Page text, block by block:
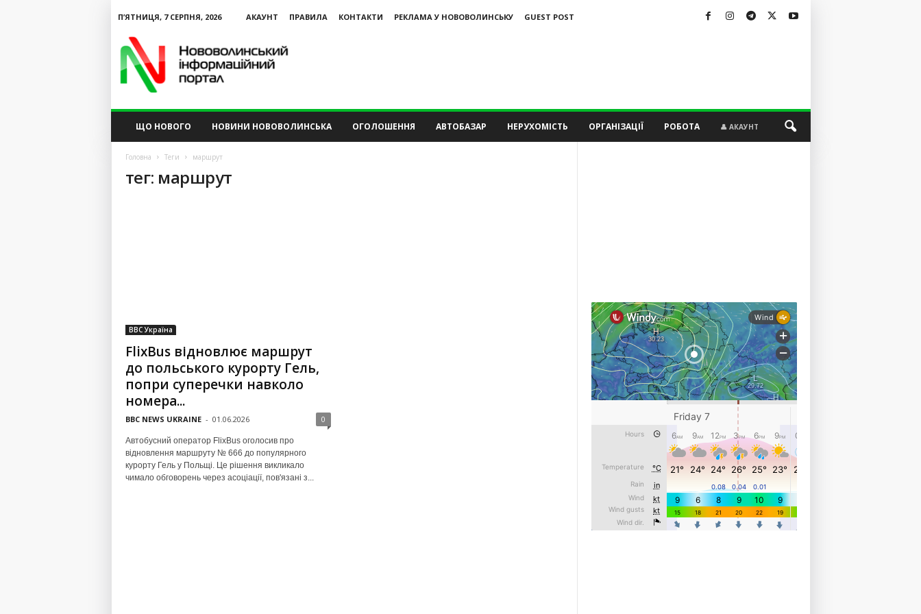
П’ЯТНИЦЯ, 7 СЕРПНЯ, 2026 АКАУНТ ПРАВИЛА КОНТАКТИ РЕКЛАМА У НОВОВОЛИНСЬКУ
GUEST POST
ЩО НОВОГО НОВИНИ НОВОВОЛИНСЬКА ОГОЛОШЕННЯ АВТОБАЗАР НЕРУХОМІСТЬ ОРГАНІЗАЦІЇ РОБОТА 👤 АКАУНТ
Головна Теги маршрут
тег: маршрут
BBC Україна
FlixBus відновлює маршрут
до польського курорту Гель,
попри суперечки навколо
номера...
BBC NEWS UKRAINE - 01.06.2026 0
Автобусний оператор FlixBus оголосив про
відновлення маршруту № 666 до популярного
курорту Гель у Польщі. Це рішення викликало
чимало обговорень через асоціації, пов'язані з...